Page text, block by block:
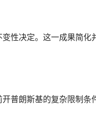
性决定。这一成果简化
普朗斯基的复杂限制条